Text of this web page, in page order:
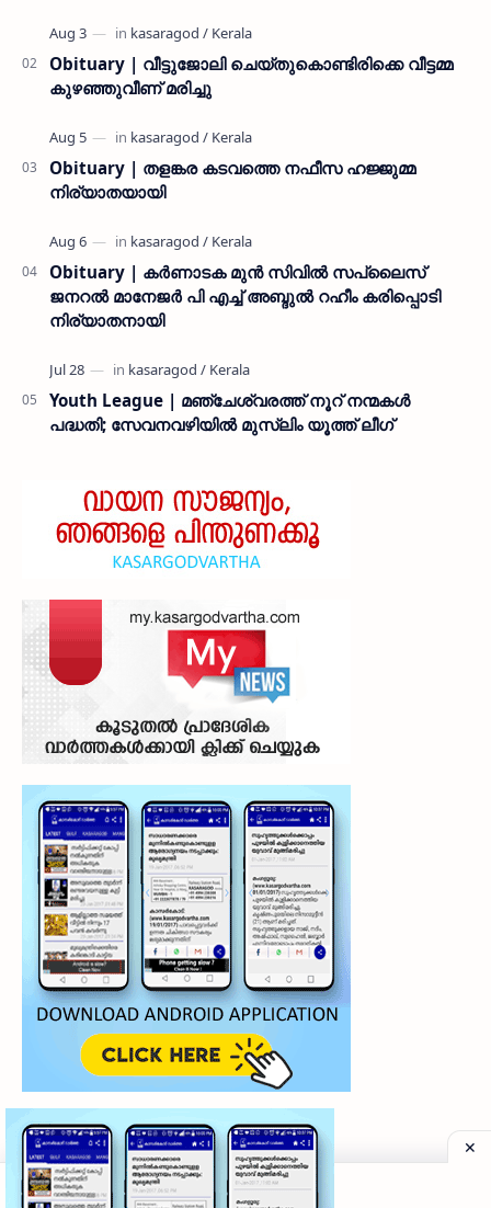
നൽകി കാസ…
Obituary | വീട്ടുജോലി ചെയ്തുകൊണ്ടിരിക്കെ വീട്ടമ്മ
കുഴഞ്ഞുവീണ് മരിച്ചു
Obituary | തളങ്കര കടവത്തെ നഫീസ ഹജ്ജുമ്മ
നിര്യാതയായി
Obituary | കർണാടക മുൻ സിവില്‍ സപ്ലൈസ്
ജനറൽ മാനേജർ പി എച്ച് അബ്ദുൽ റഹീം കരിപ്പൊടി
നിര്യാതനായി
Youth League | മഞ്ചേശ്വരത്ത് നൂറ് നന്മകൾ
പദ്ധതി; സേവനവഴിയിൽ മുസ്ലിം യൂത്ത് ലീഗ്